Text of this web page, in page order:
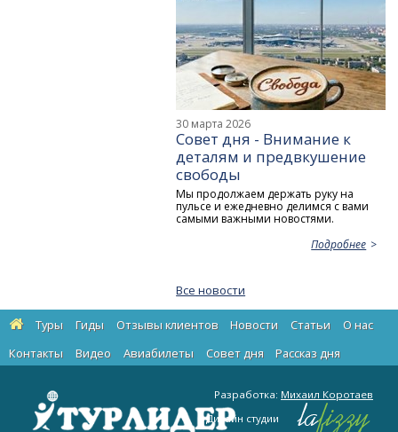
30 марта 2026
Совет дня - Внимание к
деталям и предвкушение
свободы
Мы продолжаем держать руку на
пульсе и ежедневно делимся с вами
самыми важными новостями.
Подробнее
Все новости
Туры Гиды Отзывы клиентов Новости Статьи
О нас
Контакты
Видео Авиабилеты Cовет дня Рассказ дня
Разработка: Михаил Коротаев
Дизайн студии